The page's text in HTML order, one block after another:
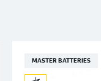
MASTER BATTERIES